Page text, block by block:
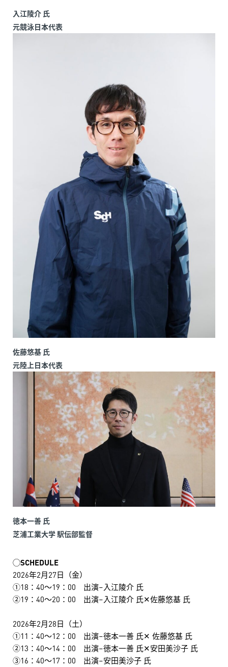
入江陵介 氏
元競泳日本代表
佐藤悠基 氏
元陸上日本代表
徳本一善 氏
芝浦工業大学 駅伝部監督
◯SCHEDULE
2026年2月27日（金）
①18：40～19：00 出演–入江陵介 氏
②19：40～20：00 出演–入江陵介 氏✕佐藤悠基 氏
2026年2月28日（土）
①11：40～12：00 出演–徳本一善 氏✕ 佐藤悠基 氏
②13：40～14：00 出演–徳本一善 氏✕安田美沙子 氏
③16：40～17：00 出演–安田美沙子 氏